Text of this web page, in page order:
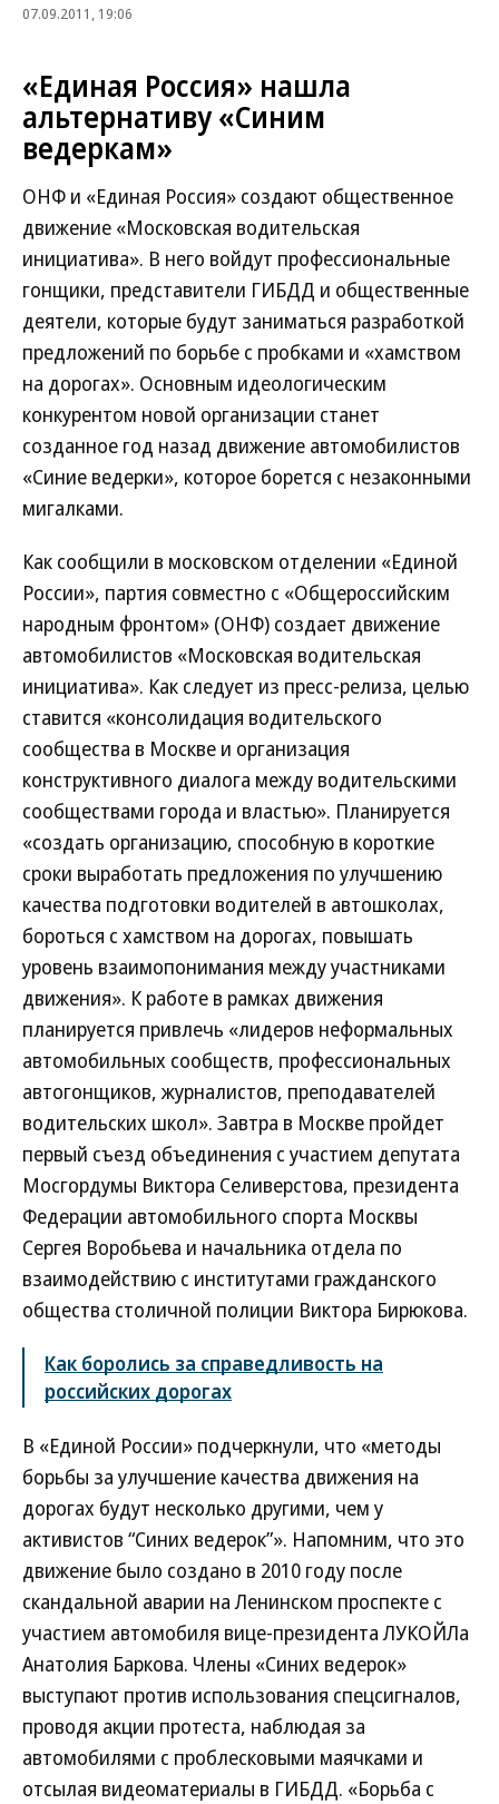
07.09.2011, 19:06
«Единая Россия» нашла
альтернативу «Синим
ведеркам»
ОНФ и «Единая Россия» создают общественное
движение «Московская водительская
инициатива». В него войдут профессиональные
гонщики, представители ГИБДД и общественные
деятели, которые будут заниматься разработкой
предложений по борьбе с пробками и «хамством
на дорогах». Основным идеологическим
конкурентом новой организации станет
созданное год назад движение автомобилистов
«Синие ведерки», которое борется с незаконными
мигалками.
Как сообщили в московском отделении «Единой
России», партия совместно с «Общероссийским
народным фронтом» (ОНФ) создает движение
автомобилистов «Московская водительская
инициатива». Как следует из пресс-релиза, целью
ставится «консолидация водительского
сообщества в Москве и организация
конструктивного диалога между водительскими
сообществами города и властью». Планируется
«создать организацию, способную в короткие
сроки выработать предложения по улучшению
качества подготовки водителей в автошколах,
бороться с хамством на дорогах, повышать
уровень взаимопонимания между участниками
движения». К работе в рамках движения
планируется привлечь «лидеров неформальных
автомобильных сообществ, профессиональных
автогонщиков, журналистов, преподавателей
водительских школ». Завтра в Москве пройдет
первый съезд объединения с участием депутата
Мосгордумы Виктора Селиверстова, президента
Федерации автомобильного спорта Москвы
Сергея Воробьева и начальника отдела по
взаимодействию с институтами гражданского
общества столичной полиции Виктора Бирюкова.
Как боролись за справедливость на
российских дорогах
В «Единой России» подчеркнули, что «методы
борьбы за улучшение качества движения на
дорогах будут несколько другими, чем у
активистов “Синих ведерок”». Напомним, что это
движение было создано в 2010 году после
скандальной аварии на Ленинском проспекте с
участием автомобиля вице-президента ЛУКОЙЛа
Анатолия Баркова. Члены «Синих ведерок»
выступают против использования спецсигналов,
проводя акции протеста, наблюдая за
автомобилями с проблесковыми маячками и
отсылая видеоматериалы в ГИБДД. «Борьба с